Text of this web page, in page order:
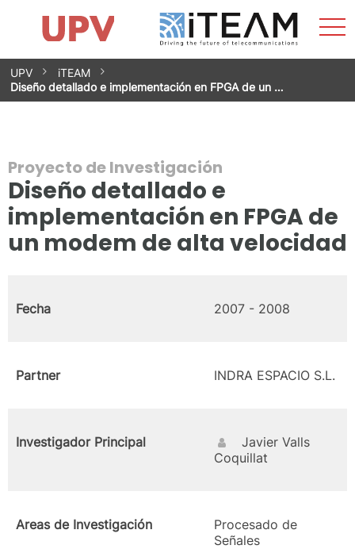
Saltar
contenido
Impacto
Grupos de investigación
Instalaciones
Spin-offs
Contacto
Prácticas
Noticias
Unidad de Igualdad
UPV
iTEAM
Diseño detallado e implementación en FPGA de un …
Proyecto de Investigación
Diseño detallado e
implementación en FPGA de
un modem de alta velocidad
Fecha 2007 - 2008
Partner INDRA ESPACIO S.L.
Investigador Principal
Javier Valls
Coquillat
Areas de Investigación
Procesado de
Señales